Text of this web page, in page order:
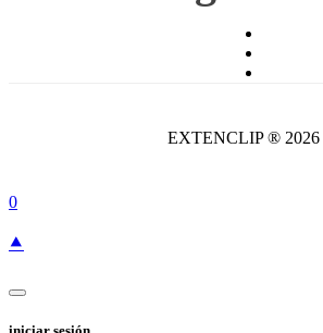
EXTENCLIP ® 2026
0
⯅